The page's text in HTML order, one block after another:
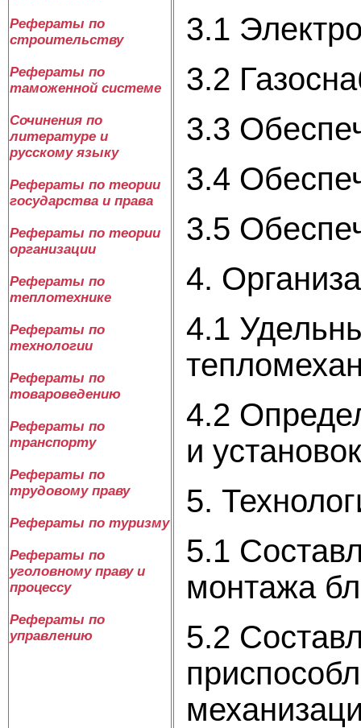
Рефераты по
строительству
Рефераты по
таможенной системе
Сочинения по
литературе и
русскому языку
Рефераты по теории
государства и права
Рефераты по теории
организации
Рефераты по
теплотехнике
Рефераты по
технологии
Рефераты по
товароведению
Рефераты по
транспорту
Рефераты по
трудовому праву
Рефераты по туризму
Рефераты по
уголовному праву и
процессу
Рефераты по
управлению
3.1
3.2
3.3
3.4
3.5
4.
4.1
4.2
и
5.
5.1
монтажа
5.2